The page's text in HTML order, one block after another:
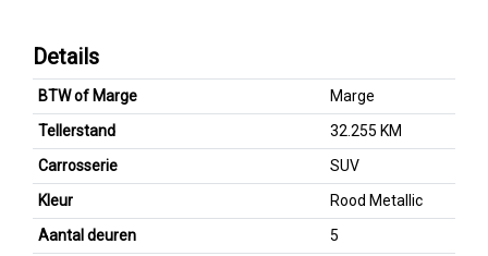
Details
BTW of Marge
Marge
Tellerstand
32.255 KM
Carrosserie
SUV
Kleur
Rood Metallic
Aantal deuren
5